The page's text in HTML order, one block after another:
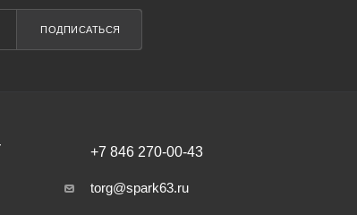
ПОДПИСАТЬСЯ
+7 846 270-00-43
torg@spark63.ru